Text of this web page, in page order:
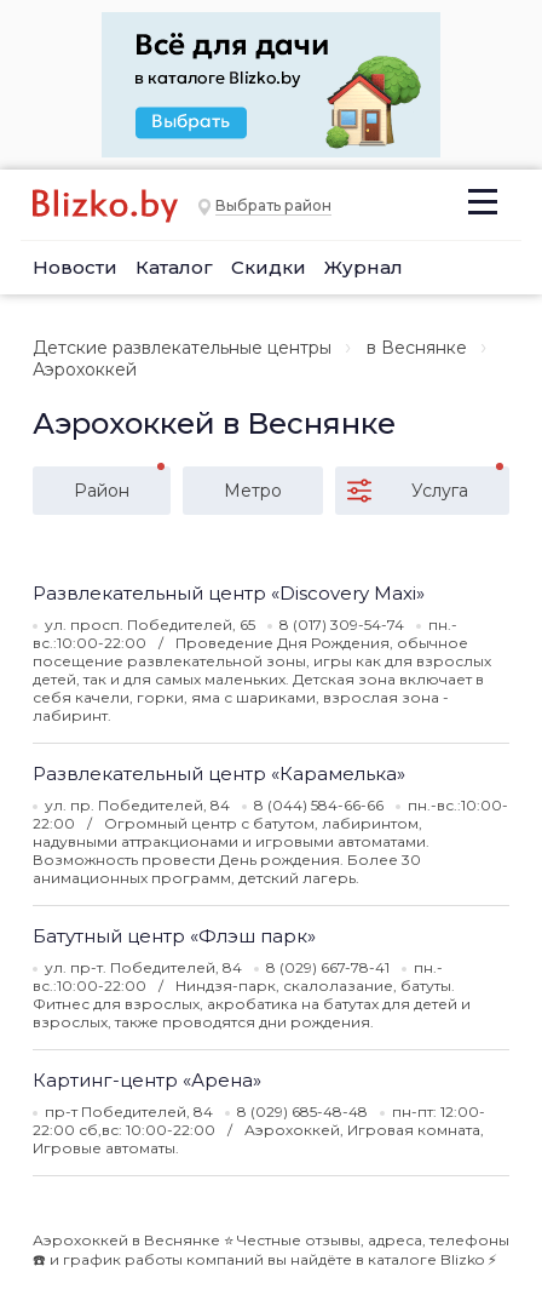
Выбрать район
Новости Каталог Скидки Журнал
Детские развлекательные центры
в Веснянке
Аэрохоккей
Аэрохоккей в Веснянке
Район Метро Услуга
Развлекательный центр «Discovery Maxi»
ул. просп. Победителей, 65 8 (017) 309-54-74
пн.-
вс.:10:00-22:00
Проведение Дня Рождения, обычное
посещение развлекательной зоны, игры как для взрослых
детей, так и для самых маленьких. Детская зона включает в
себя качели, горки, яма с шариками, взрослая зона -
лабиринт.
Развлекательный центр «Карамелька»
ул. пр. Победителей, 84 8 (044) 584-66-66
пн.-вс.:10:00-
22:00
Огромный центр с батутом, лабиринтом,
надувными аттракционами и игровыми автоматами.
Возможность провести День рождения. Более 30
анимационных программ, детский лагерь.
Батутный центр «Флэш парк»
ул. пр-т. Победителей, 84 8 (029) 667-78-41
пн.-
вс.:10:00-22:00
Ниндзя-парк, скалолазание, батуты.
Фитнес для взрослых, акробатика на батутах для детей и
взрослых, также проводятся дни рождения.
Картинг-центр «Арена»
пр-т Победителей, 84 8 (029) 685-48-48
пн-пт: 12:00-
22:00 сб,вс: 10:00-22:00
Аэрохоккей, Игровая комната,
Игровые автоматы.
Аэрохоккей в Веснянке ⭐️ Честные отзывы, адреса, телефоны
☎️ и график работы компаний вы найдёте в каталоге Blizko ⚡️